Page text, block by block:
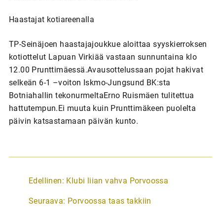
Haastajat kotiareenalla
TP-Seinäjoen haastajajoukkue aloittaa syyskierroksen
kotiottelut Lapuan Virkiää vastaan sunnuntaina klo
12.00 Prunttimäessä.Avausottelussaan pojat hakivat
selkeän 6-1 –voiton Iskmo-Jungsund BK:sta
Botniahallin tekonurmeltaErno Ruismäen tulitettua
hattutempun.Ei muuta kuin Prunttimäkeen puolelta
päivin katsastamaan päivän kunto.
A
t
Edellinen: Klubi liian vahva Porvoossa
Seuraava: Porvoossa taas takkiin